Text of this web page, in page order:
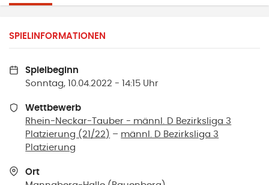
SPIELINFORMATIONEN
Spielbeginn
Sonntag, 10.04.2022 - 14:15 Uhr
Wettbewerb
Rhein-Neckar-Tauber - männl. D Bezirksliga 3
Platzierung (21/22) – männl. D Bezirksliga 3
Platzierung
Ort